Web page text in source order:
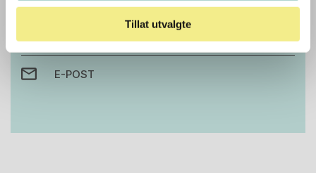
Tillat utvalgte
E-POST